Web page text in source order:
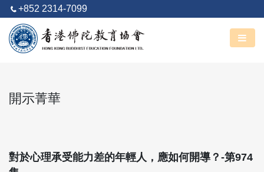
+852 2314-7099
丙午馬年 六月廿五
開示菁華
對於心理承受能力差的年輕人，應如何開導？-第974